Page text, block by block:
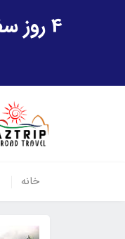
4 روز سفر بیشتر همراه با دیدار از شهر تاریخی خیوه و یک پرواز داخلی ازبکستان هدیه ویژه سفر شهریورماه
خانه